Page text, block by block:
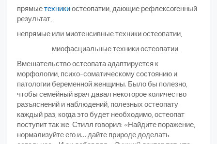
прямыетехникиостеопатии, дающие рефлексогенный
результат,
непрямые или миотенсивные техники остеопатии,
миофасциальные техники остеопатии.
Вмешательство остеопата адаптируется к
морфологии, психо-соматическому состоянию и
патологии беременной женщины. Было бы полезно,
чтобы семейный врач давал некоторое количество
разъяснений и наблюдений, полезных остеопату.
каждый раз, когда это будет необходимо, остеопат
поступит так же. Стилл говорил: «Найдите поражение,
нормализуйте его и… дайте природе доделать